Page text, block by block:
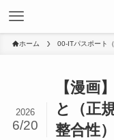
ホーム 00-ITパスポート
【漫画
と（正
整合性
2026
6/20